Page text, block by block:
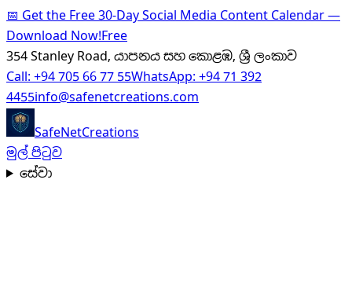
📅Get the Free 30-Day Social Media Content Calendar —
Download Now!Free
354 Stanley Road, යාපනය සහ කොළඹ, ශ්‍රී ලංකාව
Call:+94 705 66 77 55WhatsApp:+94 71 392
4455info@safenetcreations.com
SafeNetCreations
මුල් පිටුව
සේවා